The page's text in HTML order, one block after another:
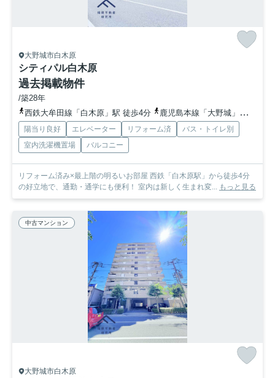
大野城市白木原
シティパル白木原
過去掲載物件
/築28年
西鉄大牟田線「白木原」駅 徒歩4分
鹿児島本線「大野城」駅 徒歩4分
陽当り良好 エレベーター リフォーム済
バス・トイレ別
室内洗濯機置場
バルコニー
リフォーム済み×最上階の明るいお部屋 西鉄「白木原駅」から徒歩4分
の好立地で、通勤・通学にも便利！ 室内は新しく生まれ変... もっと見る
中古マンション
大野城市白木原